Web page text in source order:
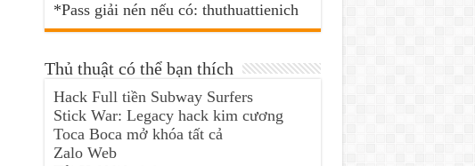
*Pass giải nén nếu có: thuthuattienich
Thủ thuật có thể bạn thích
Hack Full tiền Subway Surfers
Stick War: Legacy hack kim cương
Toca Boca mở khóa tất cả
Zalo Web